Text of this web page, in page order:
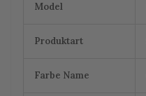
Informationen
Model
Produktart
Farbe Name